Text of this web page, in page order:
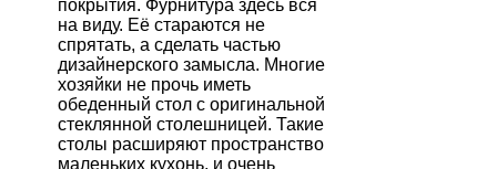
покрытия. Фурнитура здесь вся
на виду. Её стараются не
спрятать, а сделать частью
дизайнерского замысла. Многие
хозяйки не прочь иметь
обеденный стол с оригинальной
стеклянной столешницей. Такие
столы расширяют пространство
маленьких кухонь, и очень